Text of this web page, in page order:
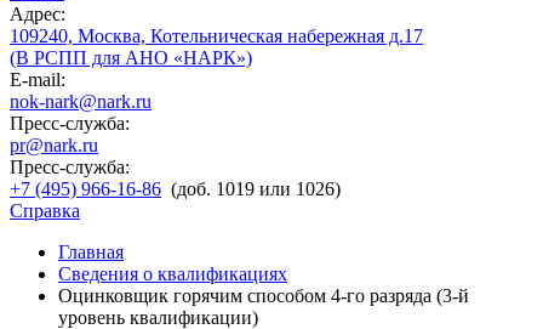
Адрес:
109240, Москва, Котельническая набережная д.17
(В РСПП для АНО «НАРК»)
E-mail:
nok-nark@nark.ru
Пресс-служба:
pr@nark.ru
Пресс-служба:
+7 (495) 966-16-86 (доб. 1019 или 1026)
Справка
Главная
Сведения о квалификациях
Оцинковщик горячим способом 4-го разряда (3-й
уровень квалификации)